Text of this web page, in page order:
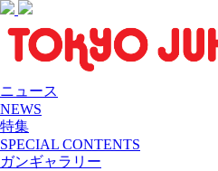
ニュース
NEWS
特集
SPECIAL CONTENTS
ガンギャラリー